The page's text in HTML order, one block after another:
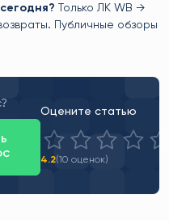
Только ЛК WB →
Публичные обзоры
Оцените статью
4.2(10 оценок)